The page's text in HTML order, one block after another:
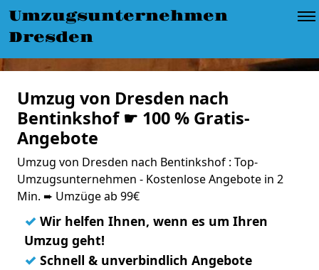
Umzugsunternehmen
Dresden
Umzug von Dresden nach
Bentinkshof ☛ 100 % Gratis-
Angebote
Umzug von Dresden nach Bentinkshof : Top-
Umzugsunternehmen - Kostenlose Angebote in 2
Min. ➨ Umzüge ab 99€
✓ Wir helfen Ihnen, wenn es um Ihren
Umzug geht!
✓ Schnell & unverbindlich Angebote